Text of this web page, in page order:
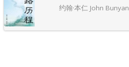
约翰·本仁 John Bunyan